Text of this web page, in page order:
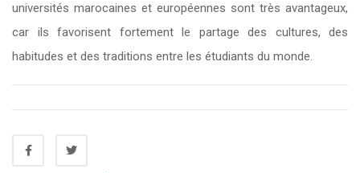
universités marocaines et européennes sont très avantageux,
car ils favorisent fortement le partage des cultures, des
habitudes et des traditions entre les étudiants du monde.